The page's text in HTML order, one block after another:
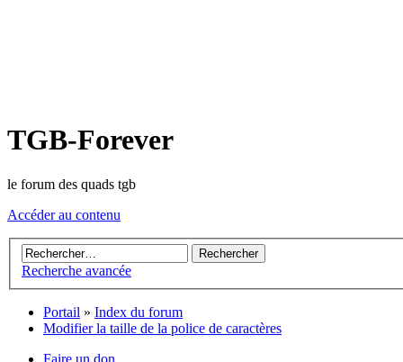
TGB-Forever
le forum des quads tgb
Accéder au contenu
Recherche avancée
Portail » Index du forum
Modifier la taille de la police de caractères